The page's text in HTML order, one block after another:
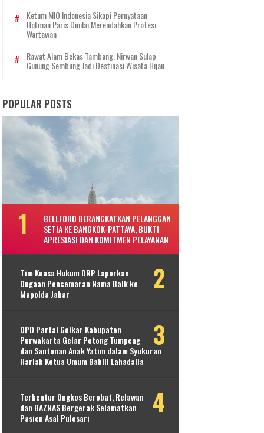
Ketum MIO Indonesia Sikapi Pernyataan
Hotman Paris Dinilai Merendahkan Profesi
Wartawan
Rawat Alam Bekas Tambang, Nirwan Sulap
Gunung Sembung Jadi Destinasi Wisata Hijau
POPULAR POSTS
BELLFORD BERANGKATKAN PELANGGAN
SETIA KE BANGKOK-PATTAYA, BUKTI
APRESIASI DAN KOMITMEN PELAYANAN
Tim Kuasa Hukum DRP Laporkan
Dugaan Pencemaran Nama Baik ke
Mapolda Jabar
DPD Partai Golkar Kabupaten
Purwakarta Gelar Potong Tumpeng
dan Santunan Anak Yatim dalam Syukuran
Harlah Ketua Umum Bahlil Lahadalia
Terbentur Ongkos Berobat, Relawan
dan BAZNAS Bergerak Selamatkan
Pasien Asal Pulosari